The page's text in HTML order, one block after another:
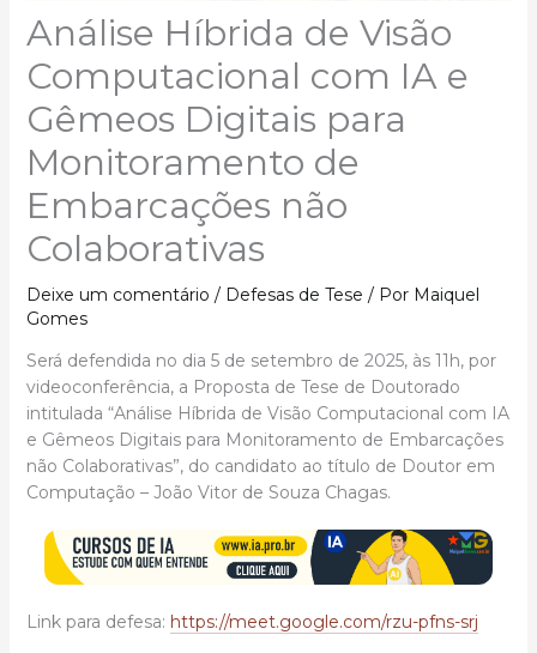
Análise Híbrida de Visão
Computacional com IA e
Gêmeos Digitais para
Monitoramento de
Embarcações não
Colaborativas
Deixe um comentário / Defesas de Tese / Por Maiquel
Gomes
Será defendida no dia 5 de setembro de 2025, às 11h, por
videoconferência, a Proposta de Tese de Doutorado
intitulada “Análise Híbrida de Visão Computacional com IA
e Gêmeos Digitais para Monitoramento de Embarcações
não Colaborativas”, do candidato ao título de Doutor em
Computação – João Vitor de Souza Chagas.
Link para defesa: https://meet.google.com/rzu-pfns-srj